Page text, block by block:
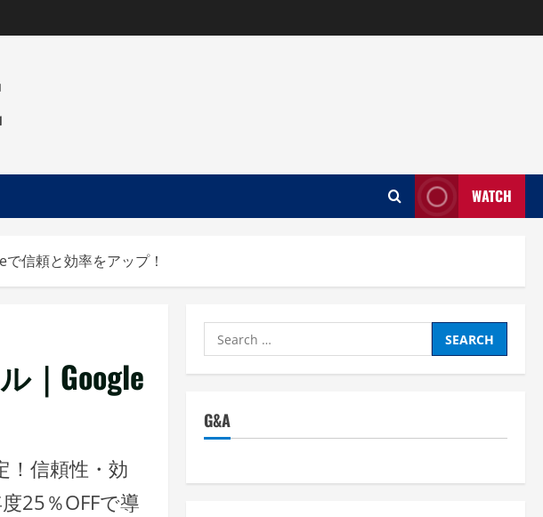
WATCH
信頼と効率をアップ！
｜Google
信頼性・効
25％OFFで導
Search
for:
G&A